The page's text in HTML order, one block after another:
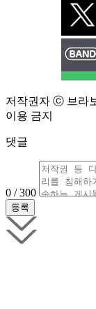
저작권자 ⓒ 브라
이용 금지
댓글
0 / 300